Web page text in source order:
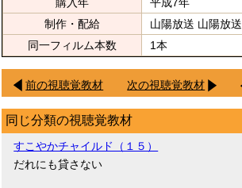
制作・配給
山陽放送 山陽放送
同一フィルム本数
1本
前の視聴覚教材 次の視聴覚教材
同じ分類の視聴覚教材
すこやかチャイルド（１５）
だれにも貸さない